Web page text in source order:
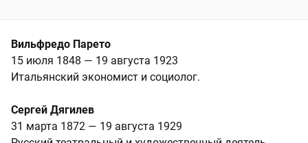
Вильфредо Парето
15 июля 1848 — 19 августа 1923
Итальянский экономист и социолог.
Сергей Дягилев
31 марта 1872 — 19 августа 1929